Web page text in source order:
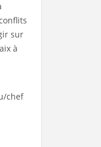
sur
à
chef